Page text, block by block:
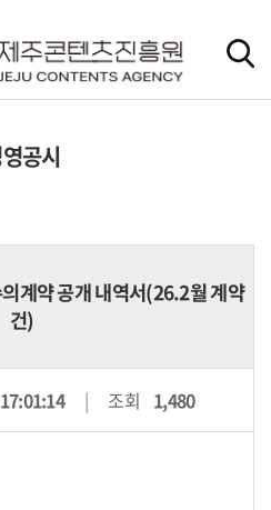
공시
계약 공개 내역서(26.2월 계약
건)
조회 1,480